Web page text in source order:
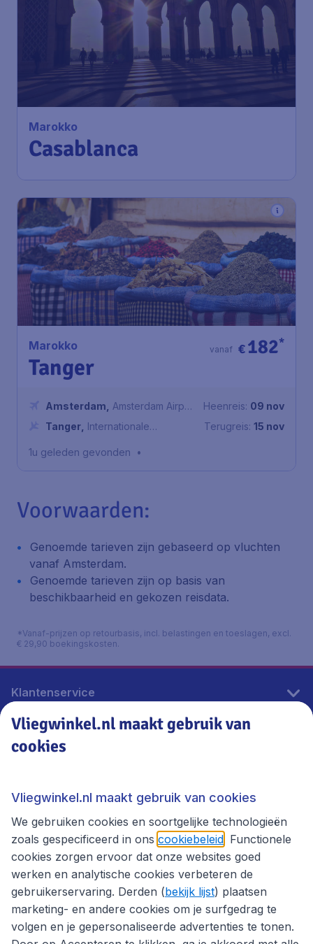
Marokko
Casablanca
Marokko
Tanger
€182*
vanaf
Amsterdam
Amsterdam Airport
Schiphol
Tanger Internationale
Heenreis: 09 nov
Terugreis: 15 nov
1u geleden gevonden •
Voorwaarden:
Genoemde tarieven zijn gebaseerd op vluchten
vanaf Amsterdam.
Genoemde tarieven zijn op basis van
beschikbaarheid en gekozen reisdata.
*Vanaf-prijzen op retourbasis, incl. belastingen en toeslagen, excl.
€ 29,90 boekingskosten.
Klantenservice
Vliegwinkel.nl
Thema's
Vliegwinkel.nl maakt gebruik van
cookies
Vliegwinkel.nl maakt gebruik van cookies
We gebruiken cookies en soortgelijke technologieën
zoals gespecificeerd in ons cookiebeleid . Functionele
cookies zorgen ervoor dat onze websites goed
werken en analytische cookies verbeteren de
gebruikerservaring. Derden (bekijk lijst) plaatsen
marketing- en andere cookies om je surfgedrag te
volgen en je gepersonaliseerde advertenties te tonen.